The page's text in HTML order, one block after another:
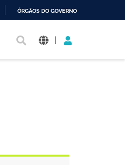
ÓRGÃOS DO GOVERNO
|